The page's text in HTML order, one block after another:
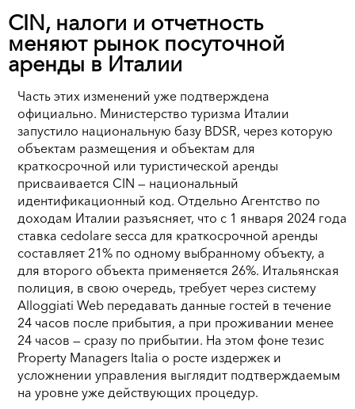
CIN, налоги и отчетность
меняют рынок посуточной
аренды в Италии
Часть этих изменений уже подтверждена
официально. Министерство туризма Италии
запустило национальную базу BDSR, через которую
объектам размещения и объектам для
краткосрочной или туристической аренды
присваивается CIN — национальный
идентификационный код. Отдельно Агентство по
доходам Италии разъясняет, что с 1 января 2024 года
ставка cedolare secca для краткосрочной аренды
составляет 21% по одному выбранному объекту, а
для второго объекта применяется 26%. Итальянская
полиция, в свою очередь, требует через систему
Alloggiati Web передавать данные гостей в течение
24 часов после прибытия, а при проживании менее
24 часов — сразу по прибытии. На этом фоне тезис
Property Managers Italia о росте издержек и
усложнении управления выглядит подтверждаемым
на уровне уже действующих процедур.